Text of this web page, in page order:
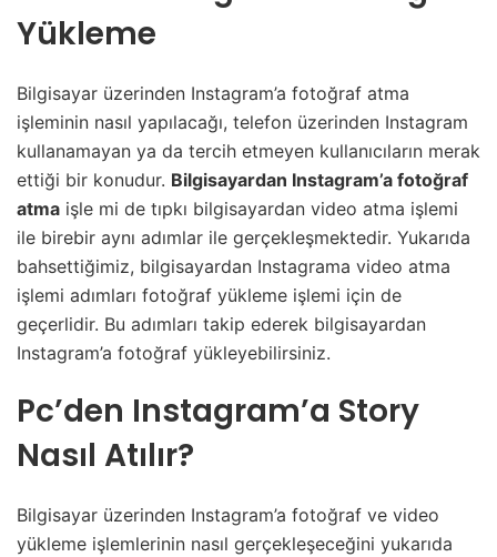
Yükleme
Bilgisayar üzerinden Instagram’a fotoğraf atma
işleminin nasıl yapılacağı, telefon üzerinden Instagram
kullanamayan ya da tercih etmeyen kullanıcıların merak
ettiği bir konudur. Bilgisayardan Instagram’a fotoğraf
atma işle mi de tıpkı bilgisayardan video atma işlemi
ile birebir aynı adımlar ile gerçekleşmektedir. Yukarıda
bahsettiğimiz, bilgisayardan Instagrama video atma
işlemi adımları fotoğraf yükleme işlemi için de
geçerlidir. Bu adımları takip ederek bilgisayardan
Instagram’a fotoğraf yükleyebilirsiniz.
Pc’den Instagram’a Story
Nasıl Atılır?
Bilgisayar üzerinden Instagram’a fotoğraf ve video
yükleme işlemlerinin nasıl gerçekleşeceğini yukarıda